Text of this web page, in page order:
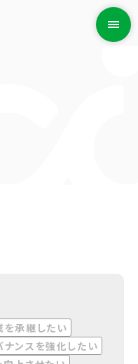
を承継したい
ナンスを強化したい